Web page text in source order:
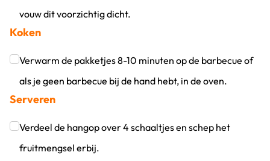
vouw dit voorzichtig dicht.
Klik om dit selectievakje aan te vinken
Koken
Verwarm de pakketjes 8-10 minuten op de barbecue of
als je geen barbecue bij de hand hebt, in de oven.
Klik om dit selectievakje aan te vinken
Serveren
Verdeel de hangop over 4 schaaltjes en schep het
fruitmengsel erbij.